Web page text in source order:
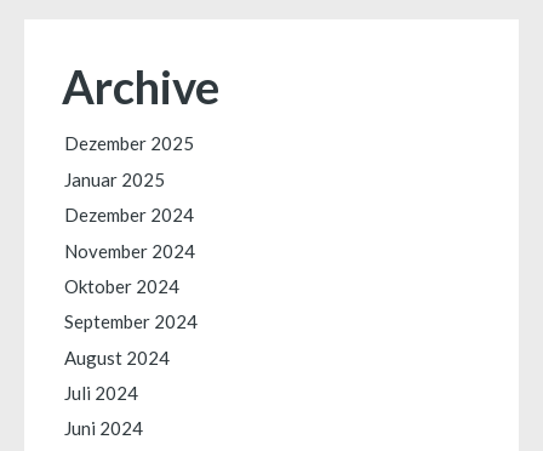
Archive
Dezember 2025
Januar 2025
Dezember 2024
November 2024
Oktober 2024
September 2024
August 2024
Juli 2024
Juni 2024